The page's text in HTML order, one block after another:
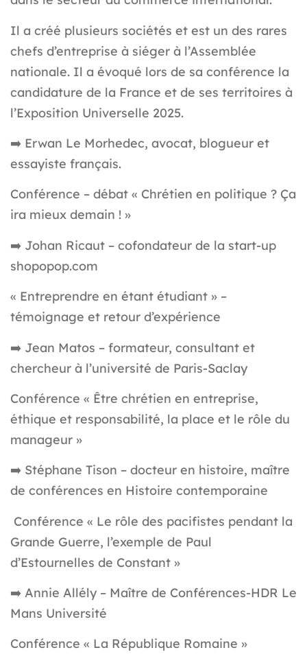
Il a créé plusieurs sociétés et est un des rares
chefs d’entreprise à siéger à l’Assemblée
nationale. Il a évoqué lors de sa conférence la
candidature de la France et de ses territoires à
l’Exposition Universelle 2025.
➡️ Erwan Le Morhedec, avocat, blogueur et
essayiste français.
Conférence – débat « Chrétien en politique ? Ça
ira mieux demain ! »
➡️ Johan Ricaut – cofondateur de la start-up
shopopop.com
« Entreprendre en étant étudiant » –
témoignage et retour d’expérience
➡️ Jean Matos – formateur, consultant et
chercheur à l’université de Paris-Saclay
Conférence « Être chrétien en entreprise,
éthique et responsabilité, la place et le rôle du
manageur »
➡️ Stéphane Tison – docteur en histoire, maître
de conférences en Histoire contemporaine
Conférence « Le rôle des pacifistes pendant la
Grande Guerre, l’exemple de Paul
d’Estournelles de Constant »
➡️ Annie Allély – Maître de Conférences-HDR Le
Mans Université
Conférence « La République Romaine »